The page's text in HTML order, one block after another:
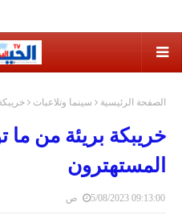
الصفحة الرئيسية سينما وتلاعبات
خريبكة بريئة من ما
المستهترون
5/08/2023 09:13:00 ص